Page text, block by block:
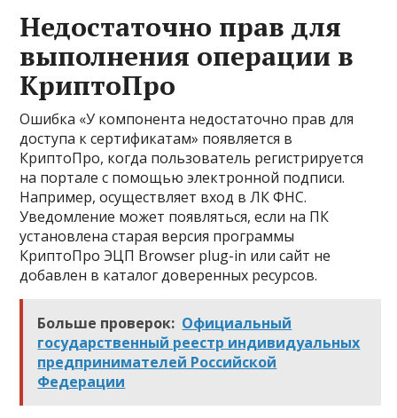
Недостаточно прав для
выполнения операции в
КриптоПро
Ошибка «У компонента недостаточно прав для
доступа к сертификатам» появляется в
КриптоПро, когда пользователь регистрируется
на портале с помощью электронной подписи.
Например, осуществляет вход в ЛК ФНС.
Уведомление может появляться, если на ПК
установлена старая версия программы
КриптоПро ЭЦП Browser plug-in или сайт не
добавлен в каталог доверенных ресурсов.
Больше проверок: Официальный
государственный реестр индивидуальных
предпринимателей Российской
Федерации